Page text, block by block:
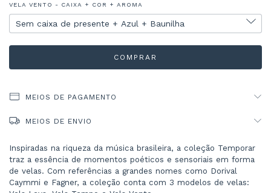
VELA VENTO - CAIXA + COR + AROMA
MEIOS DE PAGAMENTO
MEIOS DE ENVIO
Inspiradas na riqueza da música brasileira, a coleção Temporar
traz a essência de momentos poéticos e sensoriais em forma
de velas. Com referências a grandes nomes como Dorival
Caymmi e Fagner, a coleção conta com 3 modelos de velas: